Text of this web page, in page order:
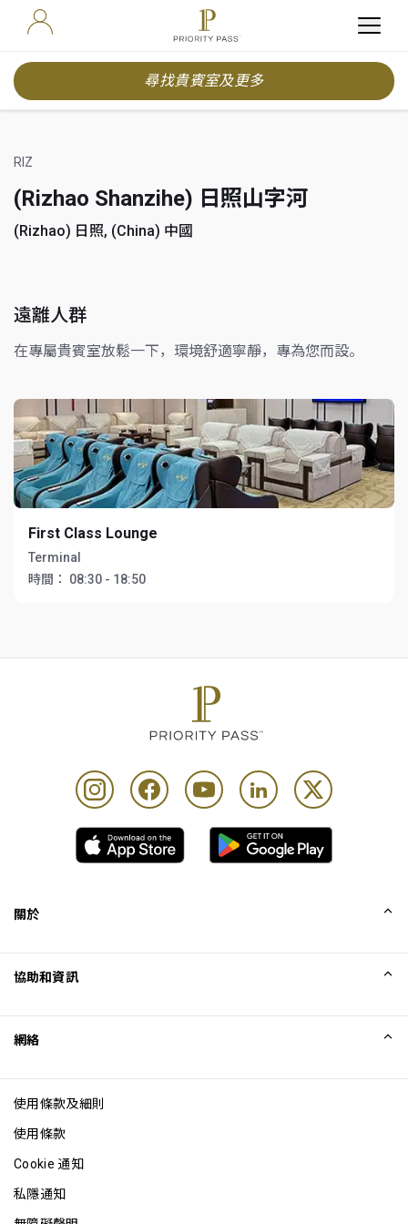
尋找貴賓室及更多
RIZ
(Rizhao Shanzihe) 日照山字河
(Rizhao) 日照, (China) 中國
遠離人群
在專屬貴賓室放鬆一下，環境舒適寧靜，專為您而設。
First Class Lounge
Terminal
時間：
08:30 - 18:50
關於
Excellence Awards
網誌
協助和資訊
網絡
使用條款及細則
使用條款
Cookie 通知
私隱通知